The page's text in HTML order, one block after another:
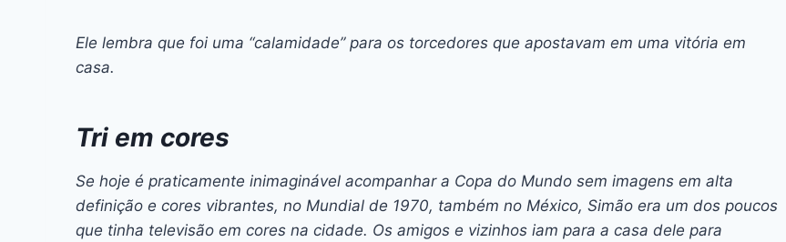
Ele lembra que foi uma “calamidade” para os torcedores que apostavam em uma vitória em
casa.
Tri em cores
Se hoje é praticamente inimaginável acompanhar a Copa do Mundo sem imagens em alta
definição e cores vibrantes, no Mundial de 1970, também no México, Simão era um dos poucos
que tinha televisão em cores na cidade. Os amigos e vizinhos iam para a casa dele para